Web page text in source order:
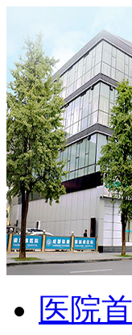
医院